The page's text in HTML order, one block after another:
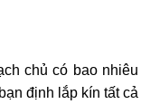
chủ có bao nhiêu
định lắp kín tất cả